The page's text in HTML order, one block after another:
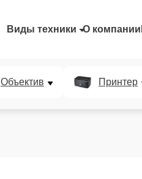
Виды техники О компании
Объектив Принтер